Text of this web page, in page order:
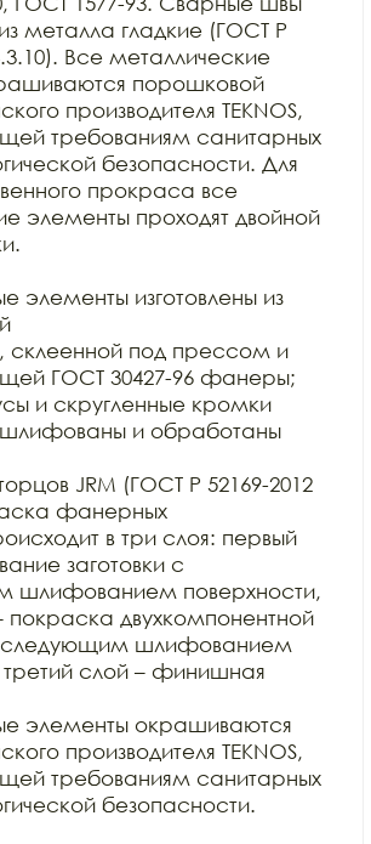
металла гладкие (ГОСТ Р
Все металлические
порошковой
производителя TEKNOS,
требованиям санитарных
безопасности. Для
прокраса все
элементы проходят двойной
элементы изготовлены из
склеенной под прессом и
ГОСТ 30427-96 фанеры;
и скругленные кромки
и обработаны
JRM (ГОСТ Р 52169-2012
фанерных
в три слоя: первый
заготовки с
шлифованием поверхности,
покраска двухкомпонентной
шлифованием
третий слой – финишная
элементы окрашиваются
производителя TEKNOS,
требованиям санитарных
безопасности.